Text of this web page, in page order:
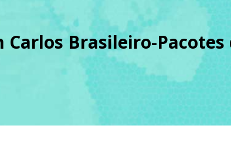
Equipe
Programação
Brasileiro-Pacotes